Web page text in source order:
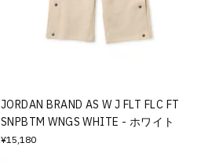
JORDAN BRAND AS W J FLT FLC FT
SNPBTM WNGS WHITE - ホワイト
¥15,180